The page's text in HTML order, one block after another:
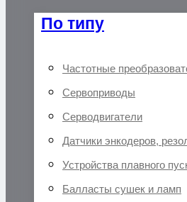
По типу
Частотные
Сервоприводы
Серводвигатели
Датчики энкодеров,
Устройства плавного
Балласты сушек и ламп